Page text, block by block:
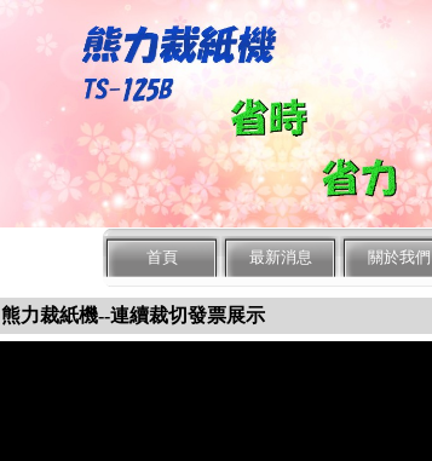
首頁 最新消息 關於我們
熊力裁紙機--連續裁切發票展示